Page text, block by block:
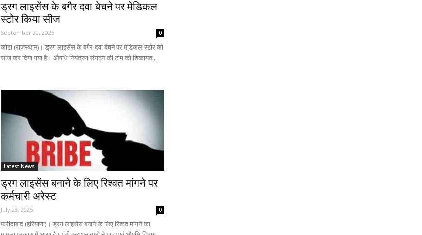
ड्रग लाइसेंस के बगैर दवा बेचने पर मेडिकल
स्टोर किया सीज
September 20, 2025 0
कोटा (राजस्थान)। ड्रग लाइसेंस के बगैर दवा बेचने पर मेडिकल स्टोर को
सीज कर दिया गया है। औषधि नियंत्रण संगठन की टीम को शिकायत...
Latest News
ड्रग लाइसेंस बनाने के लिए रिश्वत मांगने पर
कर्मचारी अरेस्ट
July 23, 2025 0
फरीदाबाद (हरियाणा)। ड्रग लाइसेंस बनाने के लिए रिश्वत मांगने का